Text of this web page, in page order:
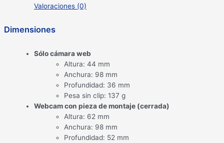
Valoraciones (0)
Dimensiones
Sólo cámara web
Altura: 44 mm
Anchura: 98 mm
Profundidad: 36 mm
Pesa sin clip: 137 g
Webcam con pieza de montaje (cerrada)
Altura: 62 mm
Anchura: 98 mm
Profundidad: 52 mm